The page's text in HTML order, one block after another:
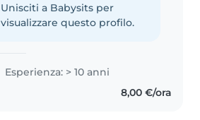
Unisciti a Babysits per
visualizzare questo profilo.
Esperienza: > 10 anni
8,00 €/ora